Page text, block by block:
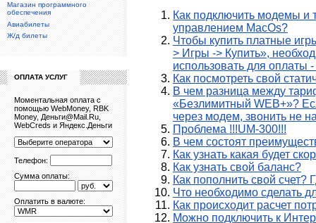
Как подключить модемы и
управлением MacOs?
Чтобы купить платные
> Игры -> Купить»,
использовать для оплаты
Как посмотреть свой
В чем разница между
«Безлимитный WEB+»?
через модем, звонить не
Проблема !!!UM-300!!!
В чем состоят
Как узнать какая будет
Как узнать свой баланс?
Как пополнить свой счет?
Что необходимо сделать
Как происходит расчет
Можно подключить к
Магазин программного
обеспечения
Авиабилеты
Ж/д билеты
ОПЛАТА УСЛУГ
Моментальная оплата с
помощью WebMoney, RBK
Money, Деньги@Mail.Ru,
WebCreds и Яндекс.Деньги
Телефон:
Сумма оплаты:
Оплатить в валюте: